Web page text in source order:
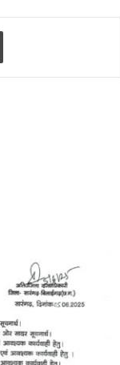
Print